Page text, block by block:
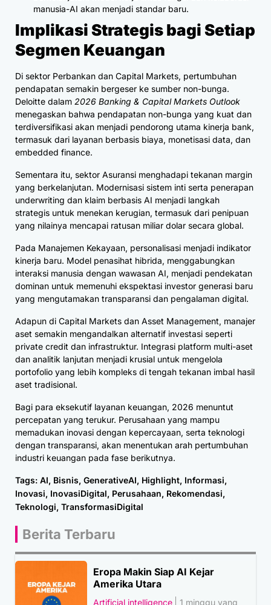
manusia-AI akan menjadi standar baru.
Implikasi Strategis bagi Setiap
Segmen Keuangan
Di sektor Perbankan dan Capital Markets, pertumbuhan
pendapatan semakin bergeser ke sumber non-bunga.
Deloitte dalam 2026 Banking & Capital Markets Outlook
menegaskan bahwa pendapatan non-bunga yang kuat dan
terdiversifikasi akan menjadi pendorong utama kinerja bank,
termasuk dari layanan berbasis biaya, monetisasi data, dan
embedded finance.
Sementara itu, sektor Asuransi menghadapi tekanan margin
yang berkelanjutan. Modernisasi sistem inti serta penerapan
underwriting dan klaim berbasis AI menjadi langkah
strategis untuk menekan kerugian, termasuk dari penipuan
yang nilainya mencapai ratusan miliar dolar secara global.
Pada Manajemen Kekayaan, personalisasi menjadi indikator
kinerja baru. Model penasihat hibrida, menggabungkan
interaksi manusia dengan wawasan AI, menjadi pendekatan
dominan untuk memenuhi ekspektasi investor generasi baru
yang mengutamakan transparansi dan pengalaman digital.
Adapun di Capital Markets dan Asset Management, manajer
aset semakin mengandalkan alternatif investasi seperti
private credit dan infrastruktur. Integrasi platform multi-aset
dan analitik lanjutan menjadi krusial untuk mengelola
portofolio yang lebih kompleks di tengah tekanan imbal hasil
aset tradisional.
Bagi para eksekutif layanan keuangan, 2026 menuntut
percepatan yang terukur. Perusahaan yang mampu
memadukan inovasi dengan kepercayaan, serta teknologi
dengan transparansi, akan menentukan arah pertumbuhan
industri keuangan pada fase berikutnya.
Tags: AI, Bisnis, GenerativeAI, Highlight, Informasi,
Inovasi, InovasiDigital, Perusahaan, Rekomendasi,
Teknologi, TransformasiDigital
Berita Terbaru
Eropa Makin Siap AI Kejar
Amerika Utara
Artificial intelligence 1 minggu yang